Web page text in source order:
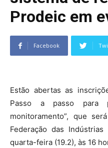
Prodeic em
Facebook
Estão abertas as
Passo a passo para
monitoramento”, que
Federação das
quarta-feira (19.2), às 16